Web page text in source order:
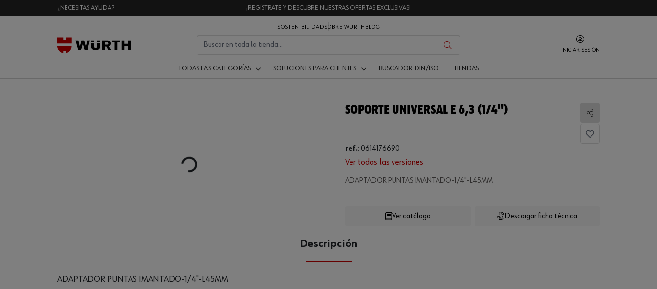
¿NECESITAS AYUDA? ¡REGÍSTRATE Y DESCUBRE NUESTRAS OFERTAS EXCLUSIVAS!
SOSTENIBILIDADSOBRE WÜRTH BLOG
INICIAR SESIÓN
TODAS LAS CATEGORÍAS SOLUCIONES PARA CLIENTES BUSCADOR DIN/ISO TIENDAS
Loading...
SOPORTE UNIVERSAL E 6,3 (1/4")
Compartir
ref.: 0614176690
Ver todas las versiones
ADAPTADOR PUNTAS IMANTADO-1/4"-L45MM
Loading...
CANTIDAD
Descargar ficha técnica
Ver catálogo
Descripción
ADAPTADOR PUNTAS IMANTADO-1/4"-L45MM